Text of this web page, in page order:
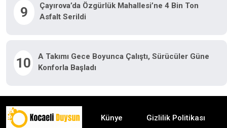
9
Çayırova’da Özgürlük Mahallesi’ne 4 Bin Ton
Asfalt Serildi
10
A Takımı Gece Boyunca Çalıştı, Sürücüler Güne
Konforla Başladı
Künye Gizlilik Politikası